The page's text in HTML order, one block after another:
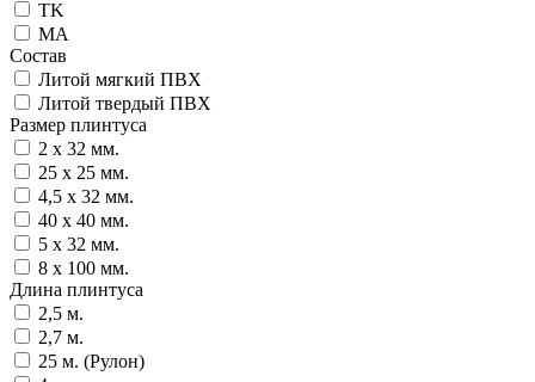
TK
МA
Состав
Литой мягкий ПВХ
Литой твердый ПВХ
Размер плинтуса
2 x 32 мм.
25 x 25 мм.
4,5 x 32 мм.
40 x 40 мм.
5 x 32 мм.
8 x 100 мм.
Длина плинтуса
2,5 м.
2,7 м.
25 м. (Рулон)